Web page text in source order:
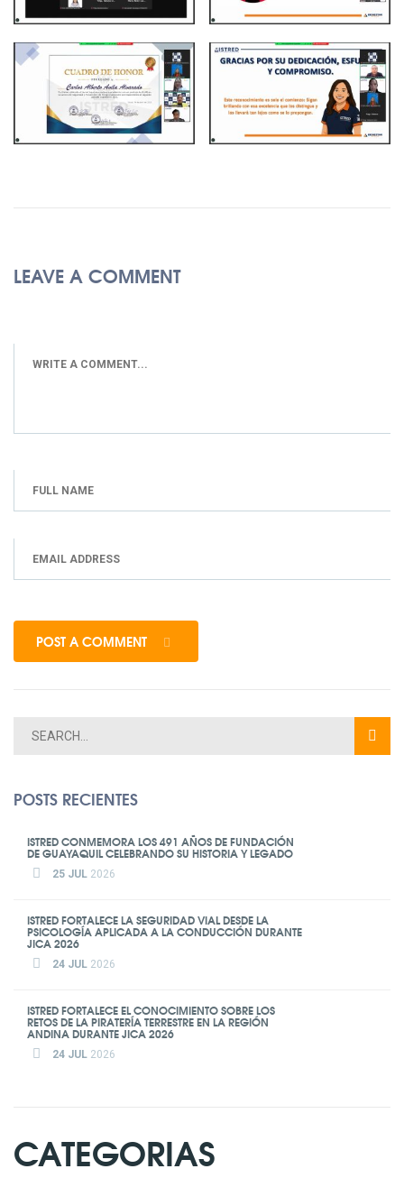
LEAVE A COMMENT
POST A COMMENT
POSTS RECIENTES
ISTRED CONMEMORA LOS 491 AÑOS DE FUNDACIÓN
DE GUAYAQUIL CELEBRANDO SU HISTORIA Y LEGADO
25 JUL 2026
ISTRED FORTALECE LA SEGURIDAD VIAL DESDE LA
PSICOLOGÍA APLICADA A LA CONDUCCIÓN DURANTE
JICA 2026
24 JUL 2026
ISTRED FORTALECE EL CONOCIMIENTO SOBRE LOS
RETOS DE LA PIRATERÍA TERRESTRE EN LA REGIÓN
ANDINA DURANTE JICA 2026
24 JUL 2026
CATEGORIAS